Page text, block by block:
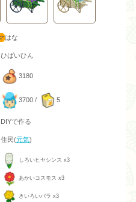
はな
ひばいひん
3180
3700 / 5
DIYで作る
住民(元気)
しろいヒヤシンス x3
あかいコスモス x3
きいろいバラ x3